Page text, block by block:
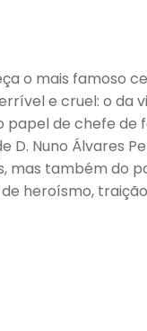
o mais famoso
e cruel: o da
de chefe
Nuno Álvares
mas também do
heroísmo,